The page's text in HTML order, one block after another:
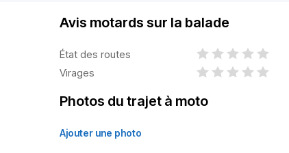
Avis motards sur la balade
État des routes
Virages
Photos du trajet à moto
Ajouter une photo